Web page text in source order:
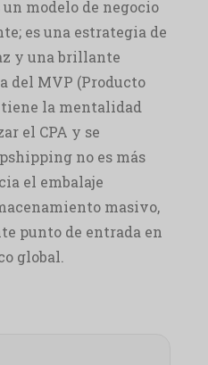
modelo de negocio
es una estrategia de
y una brillante
del MVP (Producto
la mentalidad
el CPA y se
no es más
el embalaje
masivo,
punto de entrada en
global.